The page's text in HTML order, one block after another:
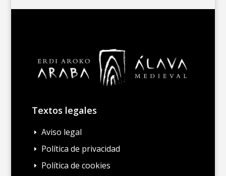
Textos legales
E Aviso legal
E Política de privacidad
E Política de cookies